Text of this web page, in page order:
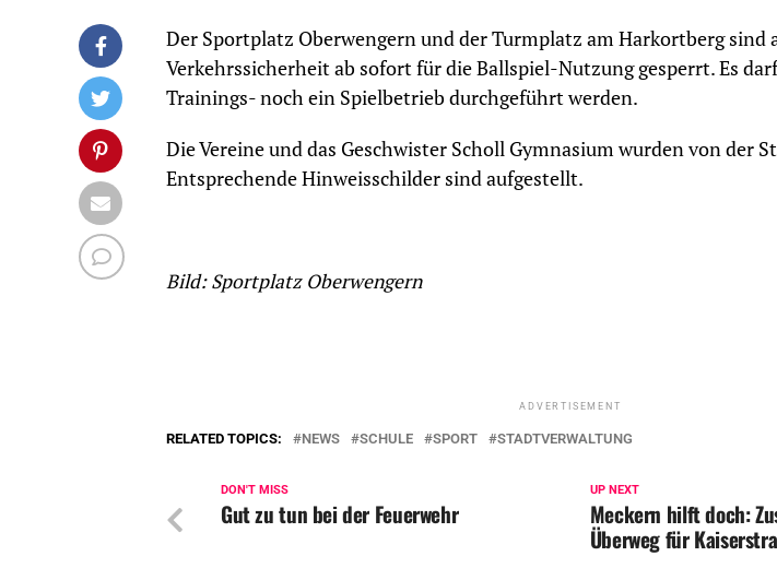
Der Sportplatz Oberwengern und der Turmplatz am Harkortberg sind
Verkehrssicherheit ab sofort für die Ballspiel-Nutzung gesperrt. Es
Trainings- noch ein Spielbetrieb durchgeführt werden.
Die Vereine und das Geschwister Scholl Gymnasium wurden von der
Entsprechende Hinweisschilder sind aufgestellt.
Bild: Sportplatz Oberwengern
ADVERTISEMENT
RELATED TOPICS: NEWS SCHULE SPORT STADTVERWALTUNG
UP NEXT
Meckern hilft doch:
Überweg für
DON'T MISS
Gut zu tun bei der Feuerwehr